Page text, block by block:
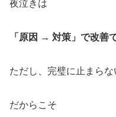
夜泣きは
「原因 → 対策」で改善
ただし、完璧に止まら
だからこそ